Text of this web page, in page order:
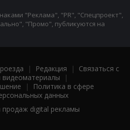
"Реклама", "PR", "Спецпроект",
"Промо", публикуются на
| Редакция | Связаться с
видеоматериалы |
|
Политика в сфере
данных
продаж digital рекламы